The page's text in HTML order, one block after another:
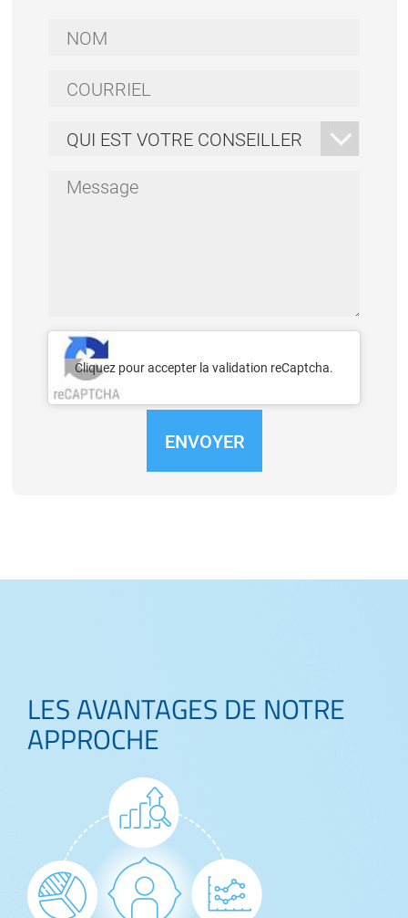
Nom
Courriel
Qui
conseiller
Message
Je
suis
pas
Cliquez pour accepter la validation reCaptcha.
LES AVANTAGES DE NOTRE
APPROCHE